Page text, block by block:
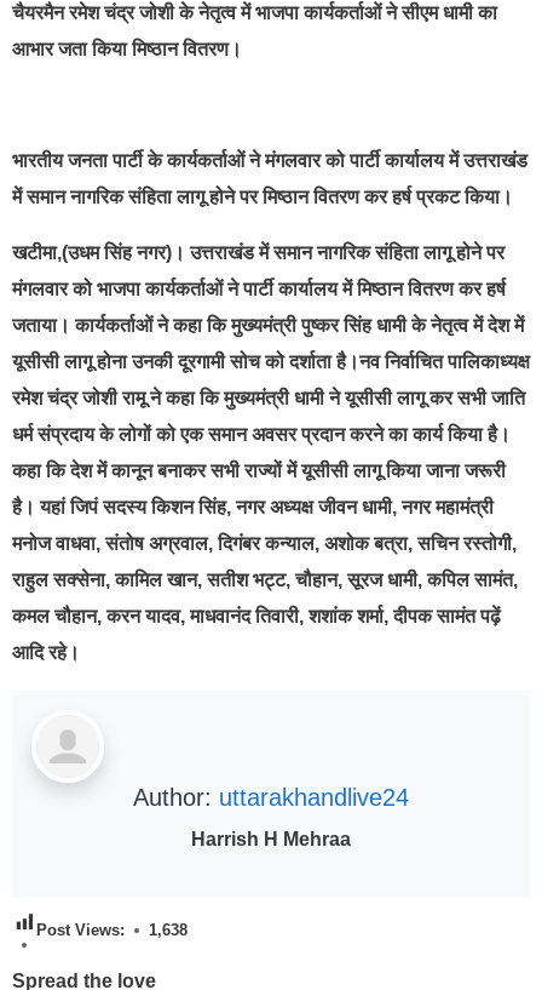
चैयरमैन रमेश चंद्र जोशी के नेतृत्व में भाजपा कार्यकर्ताओं ने सीएम धामी का
आभार जता किया मिष्ठान वितरण।
भारतीय जनता पार्टी के कार्यकर्ताओं ने मंगलवार को पार्टी कार्यालय में उत्तराखंड
में समान नागरिक संहिता लागू होने पर मिष्ठान वितरण कर हर्ष प्रकट किया।
खटीमा,(उधम सिंह नगर)। उत्तराखंड में समान नागरिक संहिता लागू होने पर
मंगलवार को भाजपा कार्यकर्ताओं ने पार्टी कार्यालय में मिष्ठान वितरण कर हर्ष
जताया। कार्यकर्ताओं ने कहा कि मुख्यमंत्री पुष्कर सिंह धामी के नेतृत्व में देश में
यूसीसी लागू होना उनकी दूरगामी सोच को दर्शाता है।नव निर्वाचित पालिकाध्यक्ष
रमेश चंद्र जोशी रामू ने कहा कि मुख्यमंत्री धामी ने यूसीसी लागू कर सभी जाति
धर्म संप्रदाय के लोगों को एक समान अवसर प्रदान करने का कार्य किया है।
कहा कि देश में कानून बनाकर सभी राज्यों में यूसीसी लागू किया जाना जरूरी
है। यहां जिपं सदस्य किशन सिंह, नगर अध्यक्ष जीवन धामी, नगर महामंत्री
मनोज वाधवा, संतोष अग्रवाल, दिगंबर कन्याल, अशोक बत्रा, सचिन रस्तोगी,
राहुल सक्सेना, कामिल खान, सतीश भट्ट, चौहान, सूरज धामी, कपिल सामंत,
कमल चौहान, करन यादव, माधवानंद तिवारी, शशांक शर्मा, दीपक सामंत पढ़ें
आदि रहे।
Author: uttarakhandlive24
Harrish H Mehraa
Post Views: 1,638
Spread the love